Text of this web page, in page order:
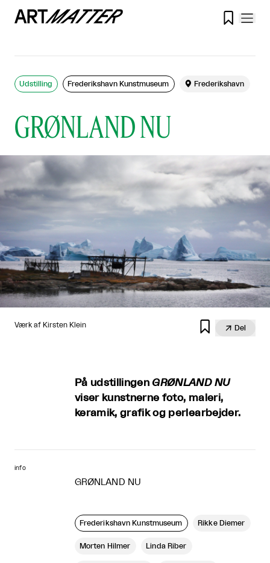

GRØNLAND NU
Udstilling Frederikshavn Kunstmuseum  Frederikshavn
Værk af Kirsten Klein   Del
På udstillingenGRØNLAND NU
viser kunstnerne foto, maleri,
keramik, grafik og perlearbejder.
info
GRØNLAND NU
Frederikshavn Kunstmuseum Rikke Diemer
Morten Hilmer Linda Riber